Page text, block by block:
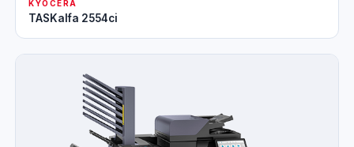
KYOCERA
TASKalfa 2554ci